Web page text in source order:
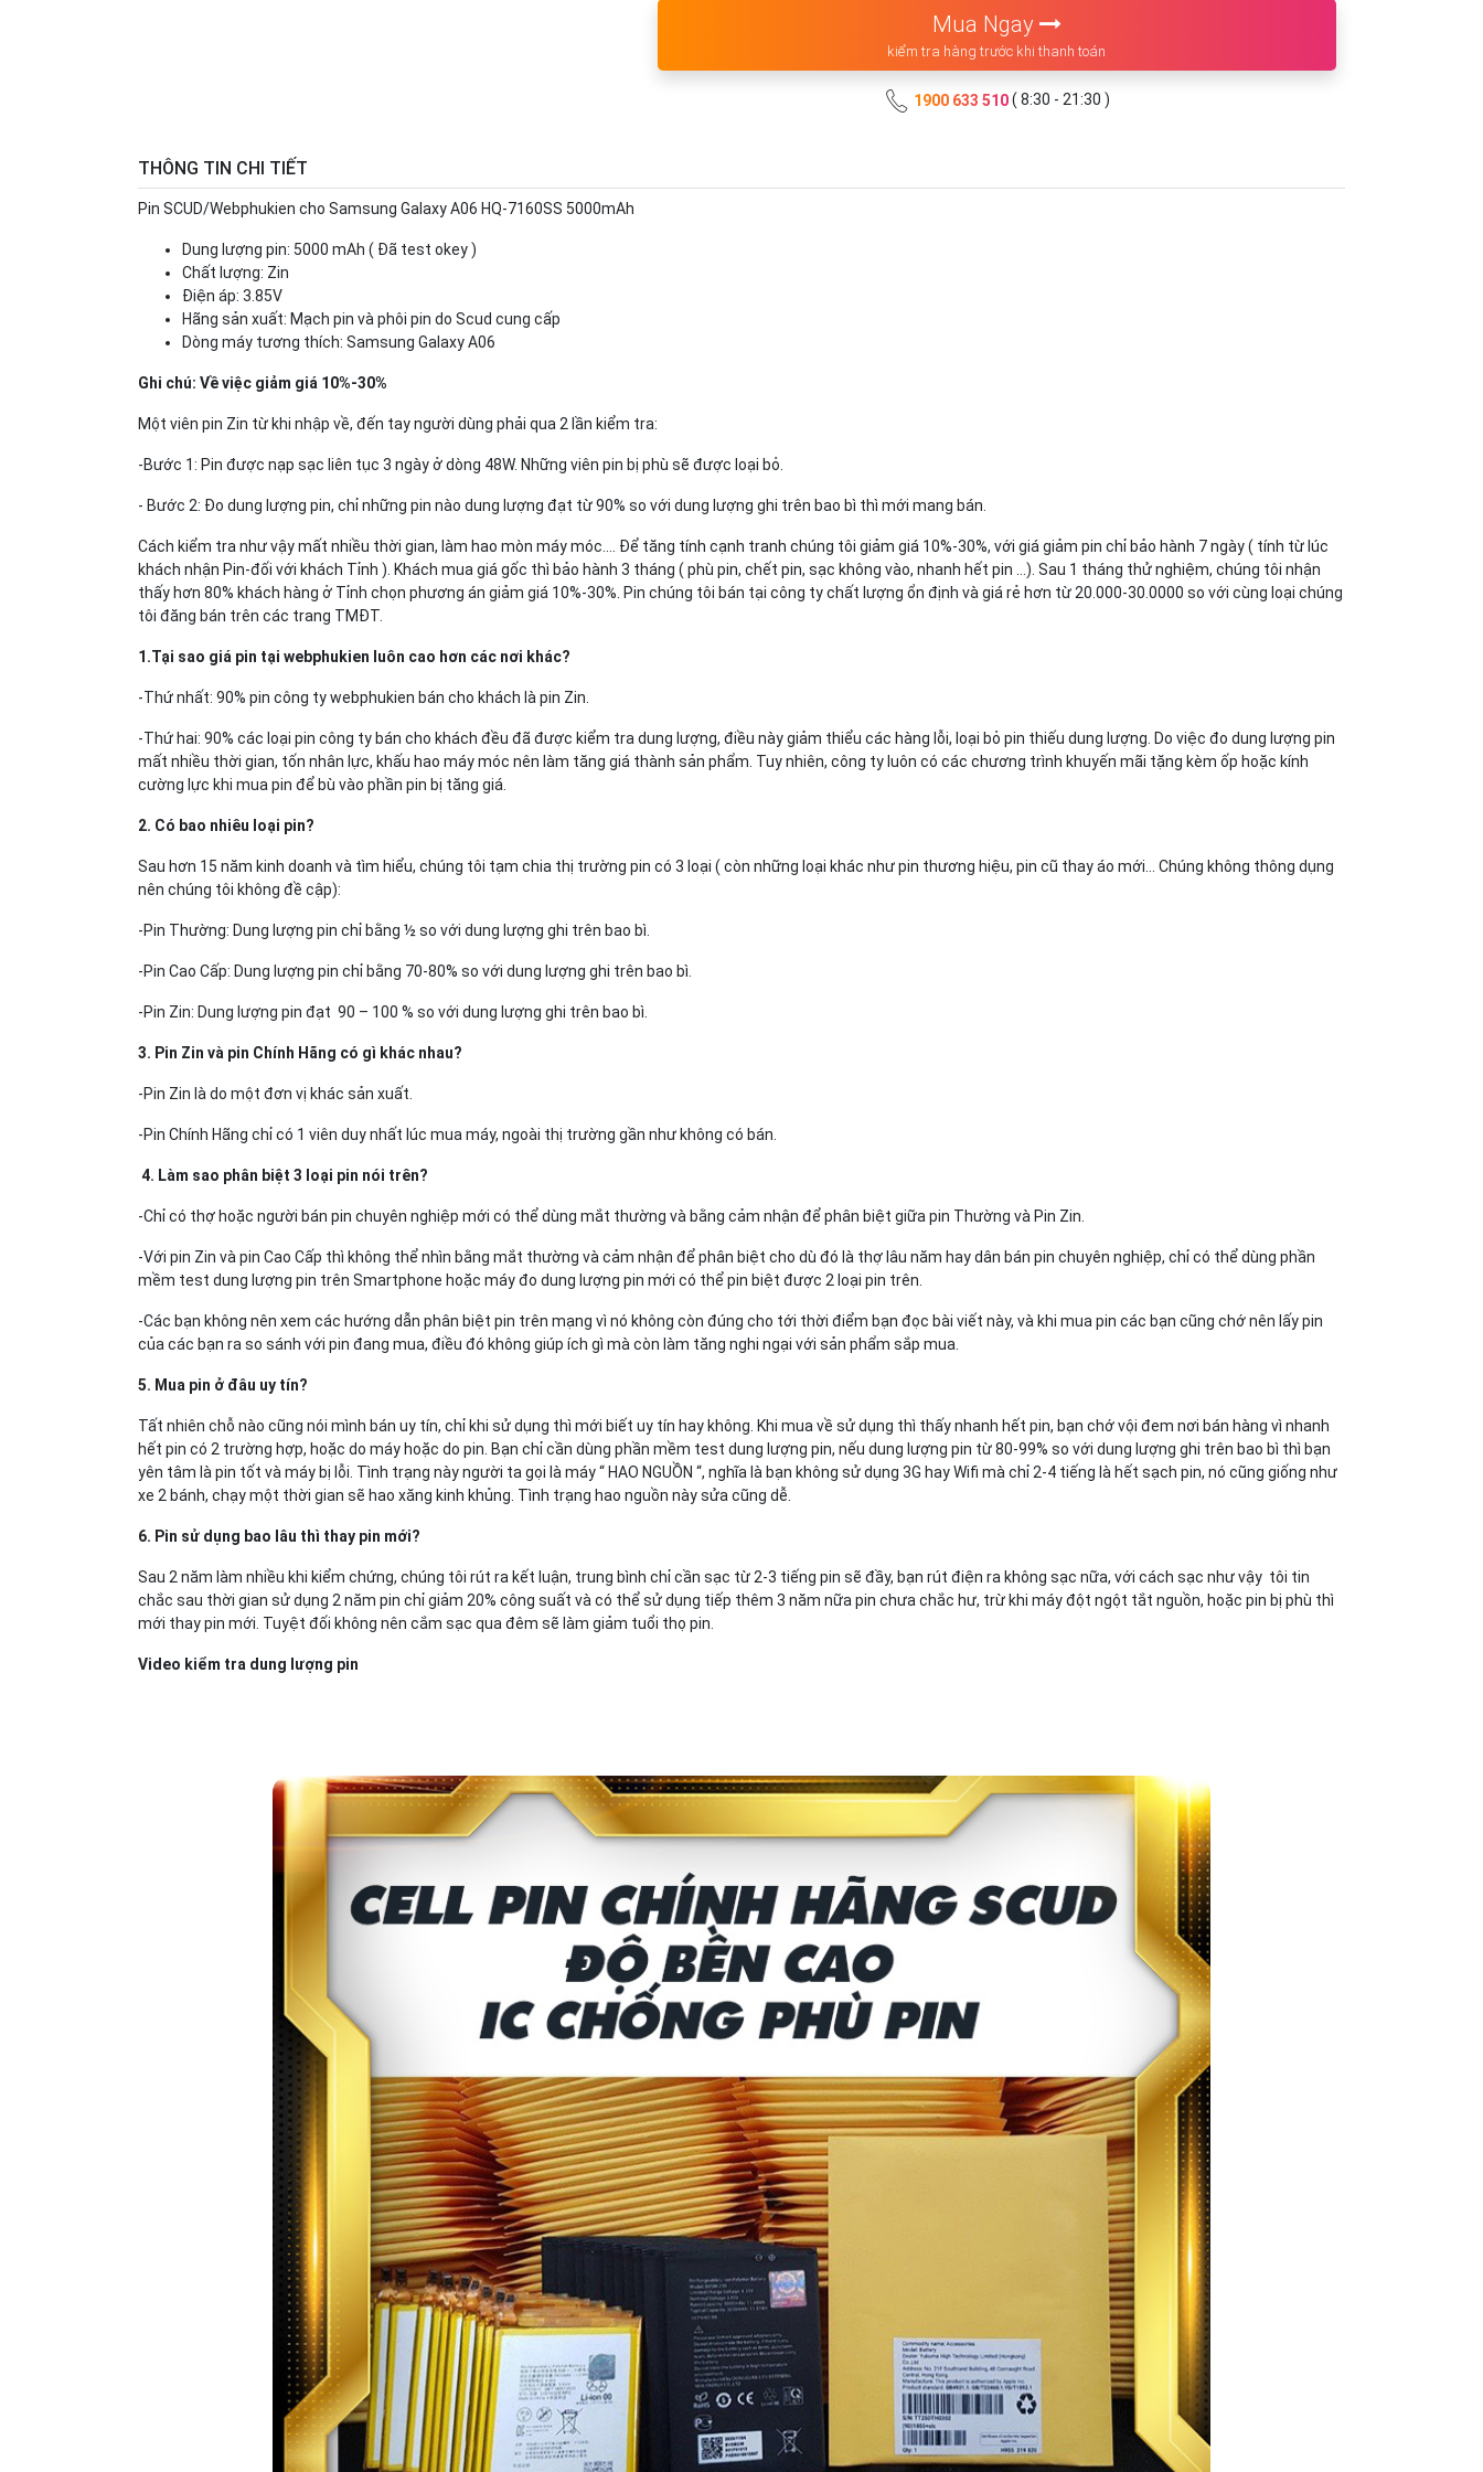
Mua Ngay
kiểm tra hàng trước khi thanh toán
1900 633 510( 8:30 - 21:30 )
THÔNG TIN CHI TIẾT
Pin SCUD/Webphukien cho Samsung Galaxy A06 HQ-7160SS 5000mAh
Dung lượng pin: 5000 mAh ( Đã test okey )
Chất lượng: Zin
Điện áp: 3.85V
Hãng sản xuất: Mạch pin và phôi pin do Scud cung cấp
Dòng máy tương thích: Samsung Galaxy A06
Ghi chú: Về việc giảm giá 10%-30%
Một viên pin Zin từ khi nhập về, đến tay người dùng phải qua 2 lần kiểm tra:
-Bước 1: Pin được nạp sạc liên tục 3 ngày ở dòng 48W. Những viên pin bị phù sẽ được loại bỏ.
- Bước 2: Đo dung lượng pin, chỉ những pin nào dung lượng đạt từ 90% so với dung lượng ghi trên bao bì thì mới mang bán.
Cách kiểm tra như vậy mất nhiều thời gian, làm hao mòn máy móc…. Để tăng tính cạnh tranh chúng tôi giảm giá 10%-30%, với giá giảm pin chỉ bảo hành 7 ngày ( tính từ lúc
khách nhận Pin-đối với khách Tỉnh ). Khách mua giá gốc thì bảo hành 3 tháng ( phù pin, chết pin, sạc không vào, nhanh hết pin ...). Sau 1 tháng thử nghiệm, chúng tôi nhận
thấy hơn 80% khách hàng ở Tỉnh chọn phương án giảm giá 10%-30%. Pin chúng tôi bán tại công ty chất lượng ổn định và giá rẻ hơn từ 20.000-30.0000 so với cùng loại chúng
tôi đăng bán trên các trang TMĐT.
1.Tại sao giá pin tại webphukien luôn cao hơn các nơi khác?
-Thứ nhất: 90% pin công ty webphukien bán cho khách là pin Zin.
-Thứ hai: 90% các loại pin công ty bán cho khách đều đã được kiểm tra dung lượng, điều này giảm thiểu các hàng lỗi, loại bỏ pin thiếu dung lượng. Do việc đo dung lượng pin
mất nhiều thời gian, tốn nhân lực, khấu hao máy móc nên làm tăng giá thành sản phẩm. Tuy nhiên, công ty luôn có các chương trình khuyến mãi tặng kèm ốp hoặc kính
cường lực khi mua pin để bù vào phần pin bị tăng giá.
2. Có bao nhiêu loại pin?
Sau hơn 15 năm kinh doanh và tìm hiểu, chúng tôi tạm chia thị trường pin có 3 loại ( còn những loại khác như pin thương hiệu, pin cũ thay áo mới… Chúng không thông dụng
nên chúng tôi không đề cập):
-Pin Thường: Dung lượng pin chỉ bằng ½ so với dung lượng ghi trên bao bì.
-Pin Cao Cấp: Dung lượng pin chỉ bằng 70-80% so với dung lượng ghi trên bao bì.
-Pin Zin: Dung lượng pin đạt 90 – 100 % so với dung lượng ghi trên bao bì.
3. Pin Zin và pin Chính Hãng có gì khác nhau?
-Pin Zin là do một đơn vị khác sản xuất.
-Pin Chính Hãng chỉ có 1 viên duy nhất lúc mua máy, ngoài thị trường gần như không có bán.
4. Làm sao phân biệt 3 loại pin nói trên?
-Chỉ có thợ hoặc người bán pin chuyên nghiệp mới có thể dùng mắt thường và bằng cảm nhận để phân biệt giữa pin Thường và Pin Zin.
-Với pin Zin và pin Cao Cấp thì không thể nhìn bằng mắt thường và cảm nhận để phân biệt cho dù đó là thợ lâu năm hay dân bán pin chuyên nghiệp, chỉ có thể dùng phần
mềm test dung lượng pin trên Smartphone hoặc máy đo dung lượng pin mới có thể pin biệt được 2 loại pin trên.
-Các bạn không nên xem các hướng dẫn phân biệt pin trên mạng vì nó không còn đúng cho tới thời điểm bạn đọc bài viết này, và khi mua pin các bạn cũng chớ nên lấy pin
của các bạn ra so sánh với pin đang mua, điều đó không giúp ích gì mà còn làm tăng nghi ngại với sản phẩm sắp mua.
5. Mua pin ở đâu uy tín?
Tất nhiên chỗ nào cũng nói mình bán uy tín, chỉ khi sử dụng thì mới biết uy tín hay không. Khi mua về sử dụng thì thấy nhanh hết pin, bạn chớ vội đem nơi bán hàng vì nhanh
hết pin có 2 trường hợp, hoặc do máy hoặc do pin. Bạn chỉ cần dùng phần mềm test dung lượng pin, nếu dung lượng pin từ 80-99% so với dung lượng ghi trên bao bì thì bạn
yên tâm là pin tốt và máy bị lỗi. Tình trạng này người ta gọi là máy “ HAO NGUỒN “, nghĩa là bạn không sử dụng 3G hay Wifi mà chỉ 2-4 tiếng là hết sạch pin, nó cũng giống như
xe 2 bánh, chạy một thời gian sẽ hao xăng kinh khủng. Tình trạng hao nguồn này sửa cũng dễ.
6. Pin sử dụng bao lâu thì thay pin mới?
Sau 2 năm làm nhiều khi kiểm chứng, chúng tôi rút ra kết luận, trung bình chỉ cần sạc từ 2-3 tiếng pin sẽ đầy, bạn rút điện ra không sạc nữa, với cách sạc như vậy tôi tin
chắc sau thời gian sử dụng 2 năm pin chỉ giảm 20% công suất và có thể sử dụng tiếp thêm 3 năm nữa pin chưa chắc hư, trừ khi máy đột ngột tắt nguồn, hoặc pin bị phù thì
mới thay pin mới. Tuyệt đối không nên cắm sạc qua đêm sẽ làm giảm tuổi thọ pin.
Video kiểm tra dung lượng pin